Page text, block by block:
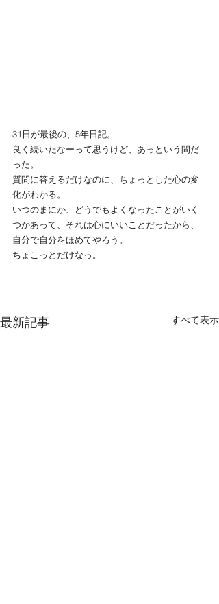
31日が最後の、5年日記。
良く続いたなーって思うけど、あっという間だ
った。
質問に答えるだけなのに、ちょっとした心の変
化がわかる。
いつのまにか、どうでもよくなったことがいく
つかあって、それは心にいいことだったから、
自分で自分をほめてやろう。
ちょこっとだけなっ。
最新記事 すべて表示